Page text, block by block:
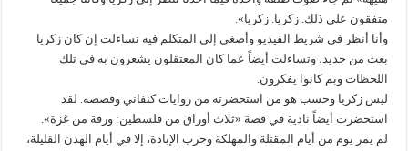
متفقون على ذلك. زكريا. زكريا».
وأنا أنظر في شريط الفيديو وأصغي إلى المتكلم فيه تساءلت إن كان زكريا
بعث من جديد، وتساءلت أيضاً عما كان المعتقلون يشعرون به في تلك
اللحظات وبم كانوا يفكرون.
ليس زكريا وحسب هو من استحضرته من روايات كنفاني وقصصه. لقد
استحضرت أيضاً نادية في قصة «ثلاث أوراق من فلسطين: ورقة من غزة».
لم يمر يوم من أيام المقتلة والمهلكة وحرب الإبادة، إلا في أيام الهدن القليلة،